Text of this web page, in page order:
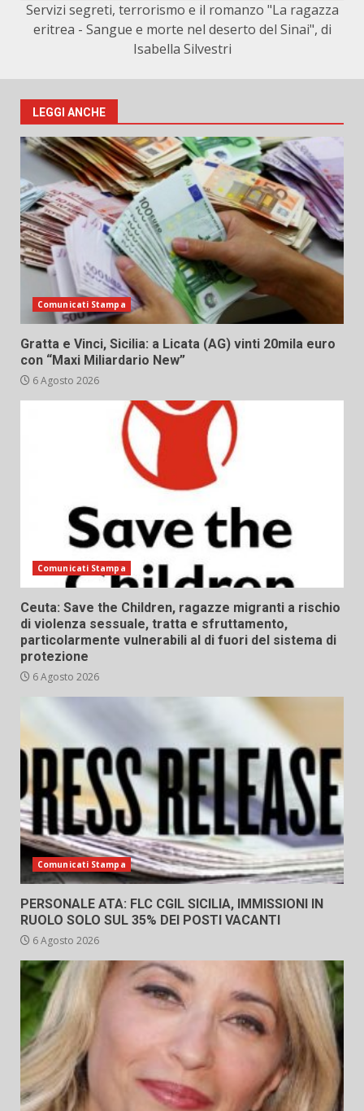
Servizi segreti, terrorismo e il romanzo "La ragazza
eritrea - Sangue e morte nel deserto del Sinai", di
Isabella Silvestri
LEGGI ANCHE
Comunicati Stampa
Gratta e Vinci, Sicilia: a Licata (AG) vinti 20mila euro
con “Maxi Miliardario New”
6 Agosto 2026
Comunicati Stampa
Ceuta: Save the Children, ragazze migranti a rischio
di violenza sessuale, tratta e sfruttamento,
particolarmente vulnerabili al di fuori del sistema di
protezione
6 Agosto 2026
Comunicati Stampa
PERSONALE ATA: FLC CGIL SICILIA, IMMISSIONI IN
RUOLO SOLO SUL 35% DEI POSTI VACANTI
6 Agosto 2026